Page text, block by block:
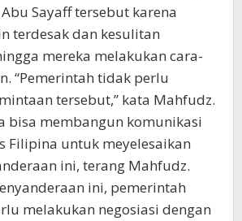
Sayaff tersebut karena
terdesak dan kesulitan
mereka melakukan cara-
“Pemerintah tidak perlu
tersebut,” kata Mahfudz.
bisa membangun komunikasi
Filipina untuk meyelesaikan
ini, terang Mahfudz.
ini, pemerintah
melakukan negosiasi dengan